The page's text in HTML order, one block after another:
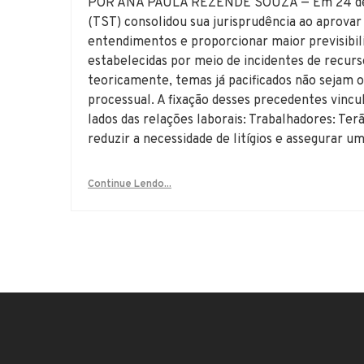
POR ANA PAULA REZENDE SOUZA — Em
(TST) consolidou sua jurisprudência ao
entendimentos e proporcionar maior
estabelecidas por meio de incidentes de
teoricamente, temas já pacificados não sejam
processual. A fixação desses precedentes
lados das relações laborais: Trabalhadores:
reduzir a necessidade de litígios e assegurar
Continue Lendo...